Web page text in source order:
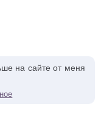
на сайте от меня